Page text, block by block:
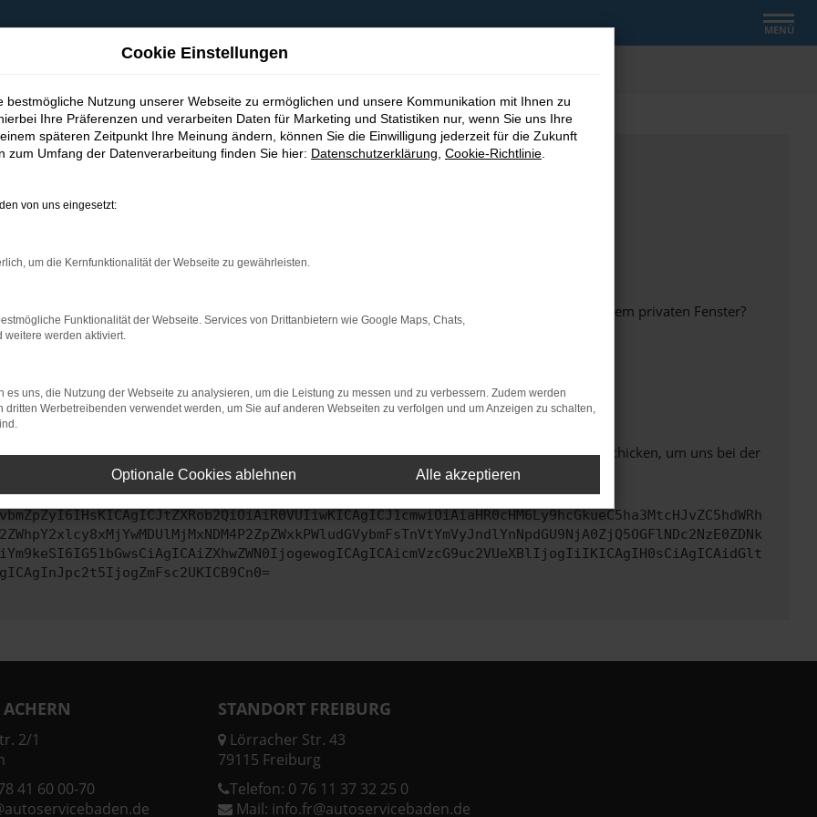
MENÜ
bestimmter Seiten verhindern. Funktioniert die Seite in einem anderen Browser oder in einem privaten Fenster?
beheben.
auf dem neuesten Stand sind.
kann auch dazu führen, dass bestimmte Funktionen nicht mehr unterstützt werden.
uns bitte. Wir werden versuchen, das Problem zu beheben. Du kannst uns diesen Text schicken, um uns bei der
2/1
41 60 00-70
STANDORT FREIBURG
Lörracher Str. 43
79115 Freiburg
Telefon: 0 76 11 37 32 25 0
Mail: info.fr@autoservicebaden.de
Cookie Einstellungen
bestmögliche Nutzung unserer Webseite zu ermöglichen und unsere Kommunikation mit Ihnen zu
Ihre Präferenzen und verarbeiten Daten für Marketing und Statistiken nur, wenn Sie uns Ihre
späteren Zeitpunkt Ihre Meinung ändern, können Sie die Einwilligung jederzeit für die Zukunft
zum Umfang der Datenverarbeitung finden Sie hier: Datenschutzerklärung Cookie-Richtlinie
von uns eingesetzt:
um die Kernfunktionalität der Webseite zu gewährleisten.
Funktionalität der Webseite. Services von Drittanbietern wie Google Maps, Chats,
weitere werden aktiviert.
es uns, die Nutzung der Webseite zu analysieren, um die Leistung zu messen und zu verbessern. Zudem werden
dritten Werbetreibenden verwendet werden, um Sie auf anderen Webseiten zu verfolgen und um Anzeigen zu schalten,
Optionale Cookies ablehnen Alle akzeptieren